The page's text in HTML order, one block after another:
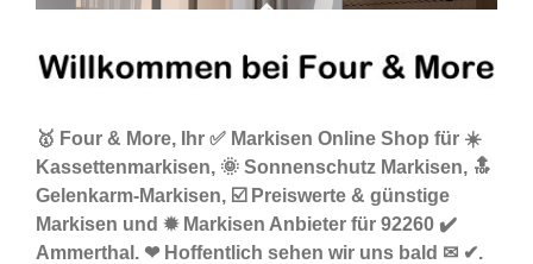
🥇 Four & More, Ihr ✅ Markisen Online Shop für ☀️
Kassettenmarkisen, 🌞 Sonnenschutz Markisen, 🔝
Gelenkarm-Markisen, ☑️ Preiswerte & günstige
Markisen und ✹ Markisen Anbieter für 92260 ✔️
Ammerthal. ❤ Hoffentlich sehen wir uns bald ✉ ✔.